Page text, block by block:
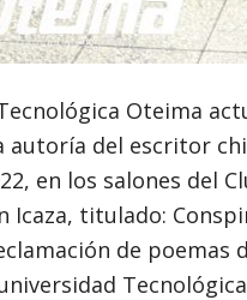
Oteima
autoría del escritor
en los salones del
Icaza, titulado:
de poemas